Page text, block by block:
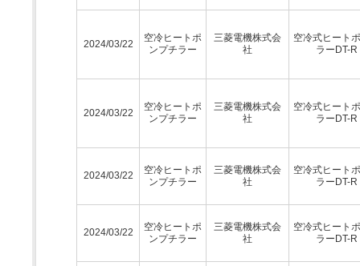
2024/03/22
空冷ヒートポ
ンプチラー
三菱電機株式会
社
空冷式ヒート
ラーDT-
2024/03/22
空冷ヒートポ
ンプチラー
三菱電機株式会
社
空冷式ヒート
ラーDT-
2024/03/22
空冷ヒートポ
ンプチラー
三菱電機株式会
社
空冷式ヒート
ラーDT-
2024/03/22
空冷ヒートポ
ンプチラー
三菱電機株式会
社
空冷式ヒート
ラーDT-